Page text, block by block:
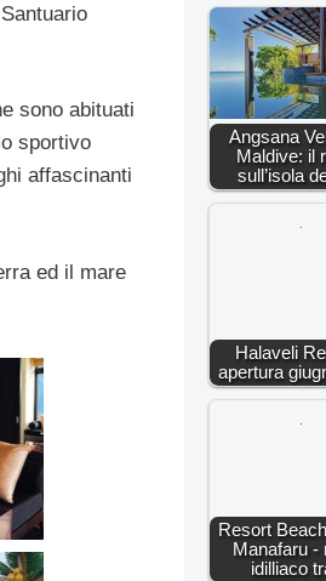
sono abituati
sportivo
affascinanti
ed il mare
Angsana
Maldive: il
sull’isola
Halaveli
apertura
Resort
Manafaru -
idilliaco